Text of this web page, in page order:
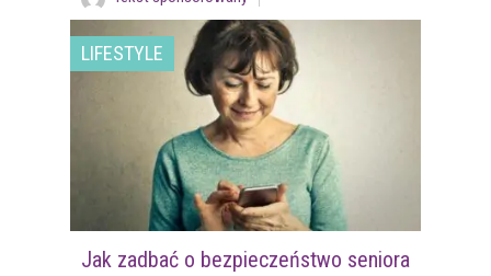
LIFESTYLE
Jak zadbać o bezpieczeństwo seniora